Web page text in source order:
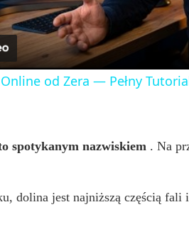
a
y
i
d
od Zera — Pełny
spotykanym nazwiskiem . Na
dolina jest najniższą częścią